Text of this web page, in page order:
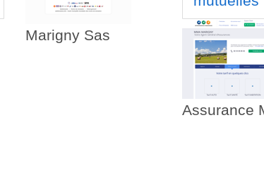
Marigny Sas
Assurance